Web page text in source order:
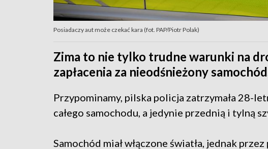
Posiadaczy aut może czekać kara (fot. PAP/Piotr Polak)
Zima to nie tylko trudne warunki na
zapłacenia za nieodśnieżony
Przypominamy, pilska policja zatrzymała 28-
całego samochodu, a jedynie przednią i tylną
Samochód miał włączone światła, jednak